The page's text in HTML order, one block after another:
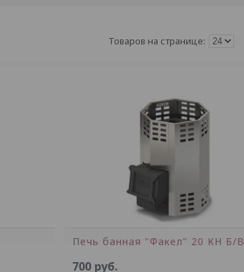
Печь банная "Факел" 20 КН Б/В
700 руб.